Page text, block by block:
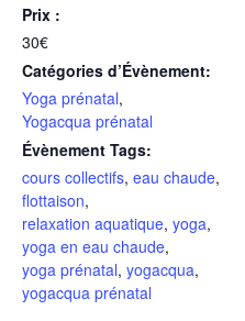
Prix :
30€
Catégories d’Évènement:
Yoga prénatal,
Yogacqua prénatal
Évènement Tags:
cours collectifs, eau chaude,
flottaison,
relaxation aquatique, yoga,
yoga en eau chaude,
yoga prénatal, yogacqua,
yogacqua prénatal